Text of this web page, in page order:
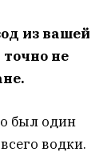
из вашей
не
был один
водки.